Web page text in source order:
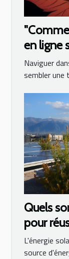
en ligne
Naviguer
sembler une
Quels
pour
L'énergie
source